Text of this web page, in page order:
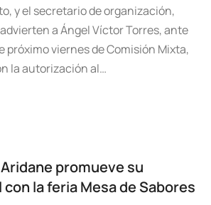
y el secretario de organización,
a Ángel Víctor Torres, ante
próximo viernes de Comisión Mixta,
la autorización al…
promueve su
la feria Mesa de Sabores